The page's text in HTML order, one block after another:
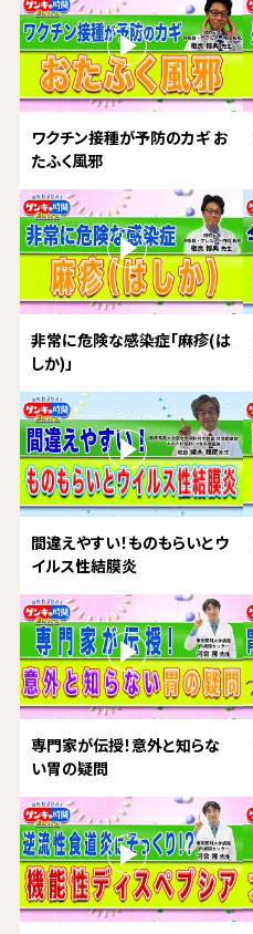
ワクチン接種が予防のカギ お
たふく風邪
非常に危険な感染症「麻疹(は
しか)」
間違えやすい！ものもらいとウ
イルス性結膜炎
専門家が伝授！意外と知らな
い胃の疑問